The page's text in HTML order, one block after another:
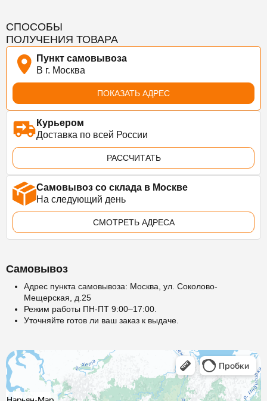
СПОСОБЫ
ПОЛУЧЕНИЯ ТОВАРА
Пункт самовывоза
В г. Москва
ПОКАЗАТЬ АДРЕС
Курьером
Доставка по всей России
РАССЧИТАТЬ
Самовывоз со склада в Москве
На следующий день
СМОТРЕТЬ АДРЕСА
Самовывоз
Адрес пункта самовывоза: Москва, ул. Соколово-
Мещерская, д.25
Режим работы ПН-ПТ 9:00–17:00.
Уточняйте готов ли ваш заказ к выдаче.